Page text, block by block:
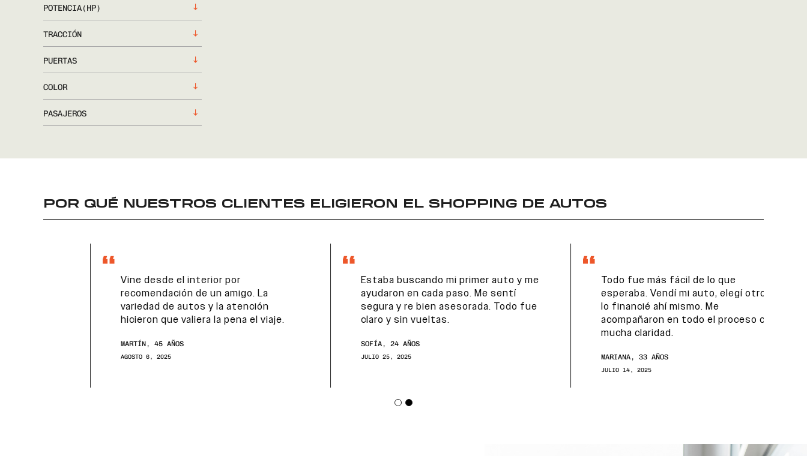
POTENCIA(HP)
TRACCIÓN
PUERTAS
COLOR
PASAJEROS
POR QUÉ NUESTROS CLIENTES ELIGIERON EL SHOPPING DE AUTOS
Vine desde el interior por
recomendación de un amigo. La
variedad de autos y la atención
hicieron que valiera la pena el viaje.
MARTÍN, 45 AÑOS
AGOSTO 6, 2025
Estaba buscando mi primer auto y me
ayudaron en cada paso. Me sentí
segura y re bien asesorada. Todo fue
claro y sin vueltas.
SOFÍA, 24 AÑOS
JULIO 25, 2025
Todo fue más fácil de lo que
esperaba. Vendí mi auto, elegí otro y
lo financié ahí mismo. Me
acompañaron en todo el proceso con
mucha claridad.
MARIANA, 33 AÑOS
JULIO 14, 2025